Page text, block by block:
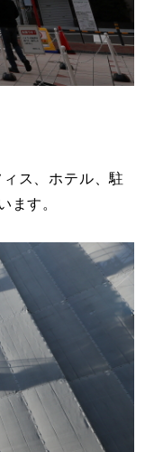
ス、ホテル、駐
ます。